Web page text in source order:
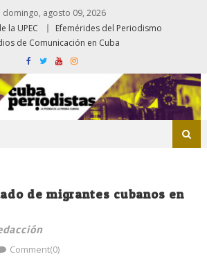
domingo, agosto 09, 2026
la UPEC
Efemérides del Periodismo
de Comunicación en Cuba
de migrantes cubanos en
Comment(0)